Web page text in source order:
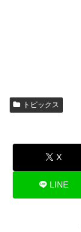
トピックス
X
LINE